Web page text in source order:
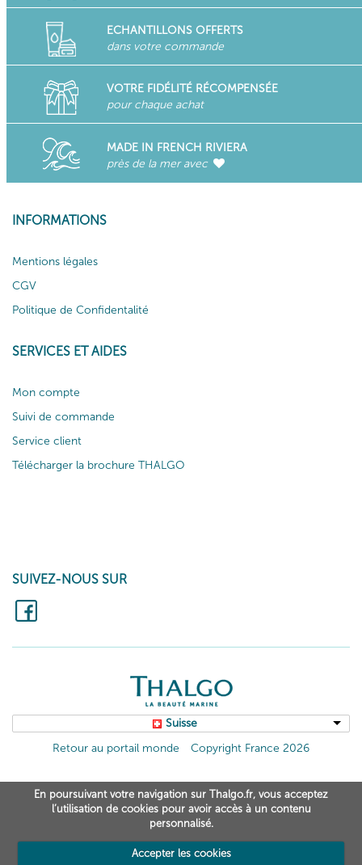
ECHANTILLONS OFFERTS
dans votre commande
VOTRE FIDÉLITÉ RÉCOMPENSÉE
pour chaque achat
MADE IN FRENCH RIVIERA
près de la mer avec
INFORMATIONS
Mentions légales
CGV
Politique de Confidentalité
SERVICES ET AIDES
Mon compte
Suivi de commande
Service client
Télécharger la brochure THALGO
SUIVEZ-NOUS SUR
Suisse
Retour au portail monde
Copyright France 2026
En poursuivant votre navigation sur Thalgo.fr, vous acceptez
l’utilisation de cookies pour avoir accès à un contenu
personnalisé.
Accepter les cookies